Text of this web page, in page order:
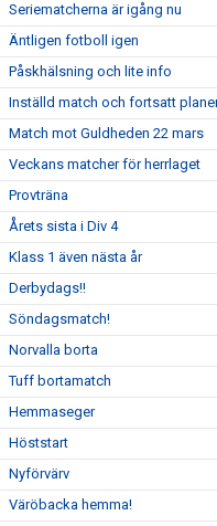
Seriematcherna är igång nu
Äntligen fotboll igen
Påskhälsning och lite info
Inställd match och fortsatt
Match mot Guldheden 22 mars
Veckans matcher för herrlaget
Provträna
Årets sista i Div 4
Klass 1 även nästa år
Derbydags!!
Söndagsmatch!
Norvalla borta
Tuff bortamatch
Hemmaseger
Höststart
Nyförvärv
Väröbacka hemma!